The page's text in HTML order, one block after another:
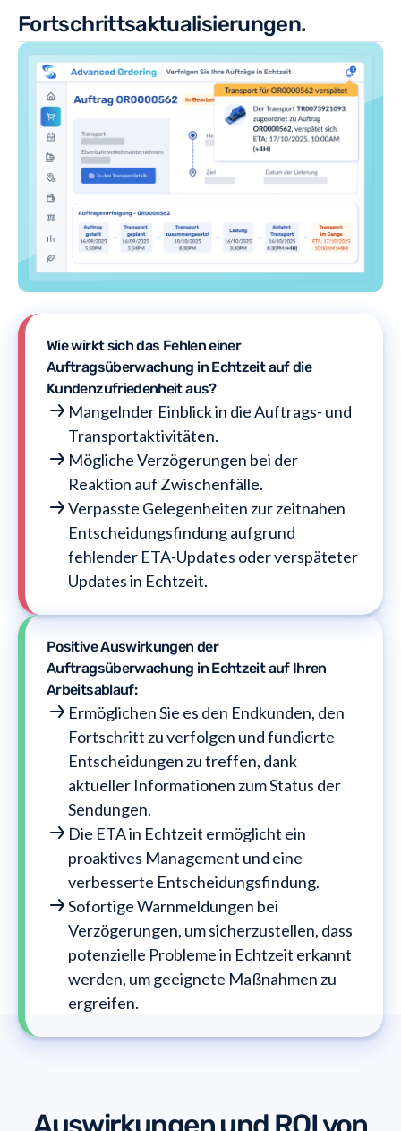
Fortschrittsaktualisierungen.
Wie wirkt sich das Fehlen einer
Auftragsüberwachung in Echtzeit auf die
Kundenzufriedenheit aus?
Mangelnder Einblick in die Auftrags- und
Transportaktivitäten.
Mögliche Verzögerungen bei der
Reaktion auf Zwischenfälle.
Verpasste Gelegenheiten zur zeitnahen
Entscheidungsfindung aufgrund
fehlender ETA-Updates oder verspäteter
Updates in Echtzeit.
Positive Auswirkungen der
Auftragsüberwachung in Echtzeit auf Ihren
Arbeitsablauf:
Ermöglichen Sie es den Endkunden, den
Fortschritt zu verfolgen und fundierte
Entscheidungen zu treffen, dank
aktueller Informationen zum Status der
Sendungen.
Die ETA in Echtzeit ermöglicht ein
proaktives Management und eine
verbesserte Entscheidungsfindung.
Sofortige Warnmeldungen bei
Verzögerungen, um sicherzustellen, dass
potenzielle Probleme in Echtzeit erkannt
werden, um geeignete Maßnahmen zu
ergreifen.